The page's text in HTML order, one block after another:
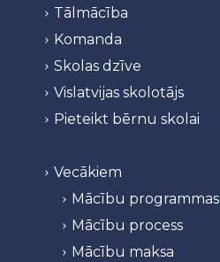
Tālmācība
Komanda
Skolas dzīve
Vislatvijas skolotājs
Pieteikt bērnu skolai
Vecākiem
Mācību programmas
Mācību process
Mācību maksa